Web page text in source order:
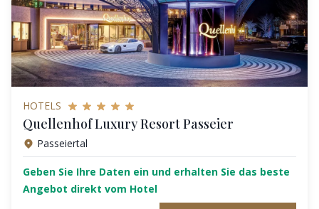
HOTELS
Quellenhof Luxury Resort Passeier
Passeiertal
Geben Sie Ihre Daten ein und erhalten Sie das beste
Angebot direkt vom Hotel